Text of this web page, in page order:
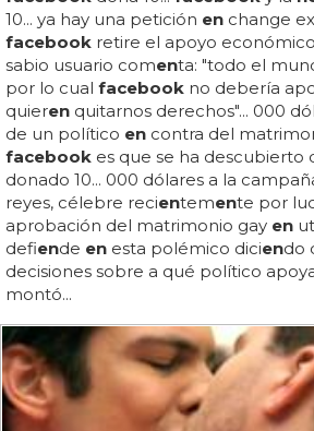
10... ya hay una petición en change
facebook retire el apoyo
sabio usuario comenta: "todo el
por lo cual facebook no debería
quieren quitarnos derechos"... 000
de un político en contra del
facebook es que se ha descubierto
donado 10... 000 dólares a la
reyes, célebre recientemente por
aprobación del matrimonio gay en
defiende en esta polémico diciendo
decisiones sobre a qué político
montó...